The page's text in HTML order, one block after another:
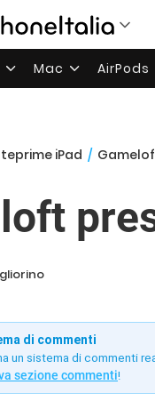
Mac AirPods
iPad /
di commenti
un sistema di commenti
sezione commenti!